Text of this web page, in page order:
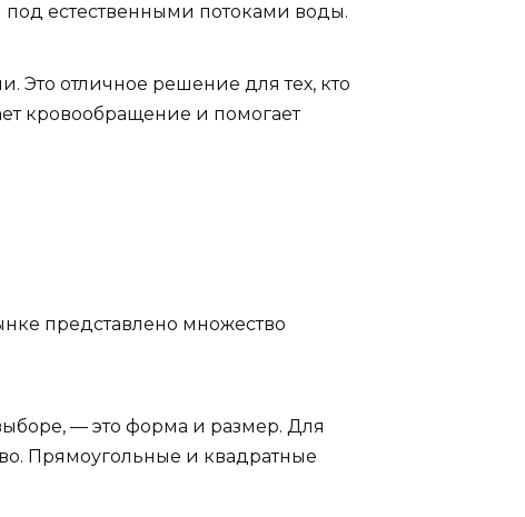
естественными потоками воды.
отличное решение для тех, кто
кровообращение и помогает
представлено множество
— это форма и размер. Для
Прямоугольные и квадратные